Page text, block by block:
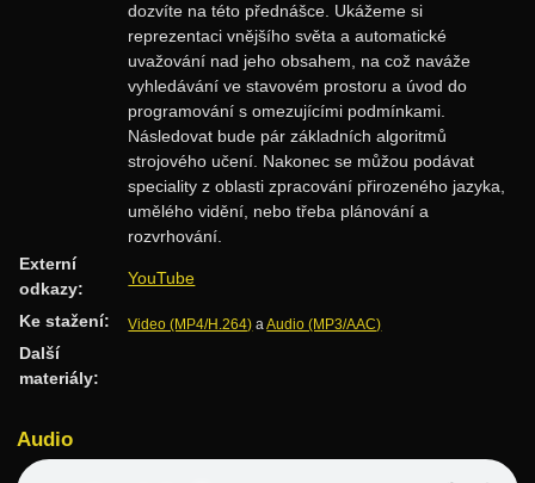
dozvíte na této přednášce. Ukážeme si
reprezentaci vnějšího světa a automatické
uvažování nad jeho obsahem, na což naváže
vyhledávání ve stavovém prostoru a úvod do
programování s omezujícími podmínkami.
Následovat bude pár základních algoritmů
strojového učení. Nakonec se můžou podávat
speciality z oblasti zpracování přirozeného jazyka,
umělého vidění, nebo třeba plánování a
rozvrhování.
Externí
odkazy:
YouTube
Ke stažení: Video (MP4/H.264) aAudio (MP3/AAC)
Další
materiály:
Audio
Dynamické programování
Datové struktury
Vyhledávací stromy
Intervalové stromy
Treapy
Algoritmy
Třídění
Hledání v textu
Grafy